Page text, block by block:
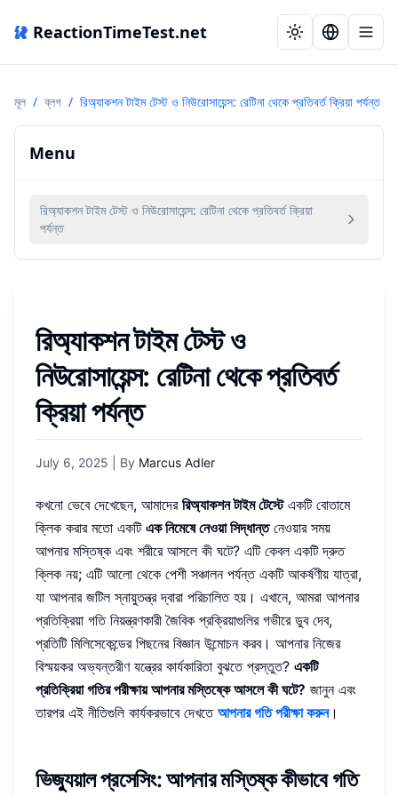
ReactionTimeTest.net
মূল / ব্লগ / রিঅ্যাকশন টাইম টেস্ট ও নিউরোসায়েন্স: রেটিনা থেকে প্রতিবর্ত ক্রিয়া পর্যন্ত
Menu
রিঅ্যাকশন টাইম টেস্ট ও নিউরোসায়েন্স: রেটিনা থেকে প্রতিবর্ত ক্রিয়া
পর্যন্ত
রিঅ্যাকশন টাইম টেস্ট ও
নিউরোসায়েন্স: রেটিনা থেকে প্রতিবর্ত
ক্রিয়া পর্যন্ত
July 6, 2025 | By Marcus Adler
কখনো ভেবে দেখেছেন, আমাদের রিঅ্যাকশন টাইম টেস্টেএকটি বোতামে
ক্লিক করার মতো একটি এক নিমেষে নেওয়া সিদ্ধান্তনেওয়ার সময়
আপনার মস্তিষ্ক এবং শরীরে আসলে কী ঘটে? এটি কেবল একটি দ্রুত
ক্লিক নয়; এটি আলো থেকে পেশী সঞ্চালন পর্যন্ত একটি আকর্ষণীয় যাত্রা,
যা আপনার জটিল স্নায়ুতন্ত্র দ্বারা পরিচালিত হয়। এখানে, আমরা আপনার
প্রতিক্রিয়া গতি নিয়ন্ত্রণকারী জৈবিক প্রক্রিয়াগুলির গভীরে ডুব দেব,
প্রতিটি মিলিসেকেন্ডের পিছনের বিজ্ঞান উন্মোচন করব। আপনার নিজের
বিস্ময়কর অভ্যন্তরীণ যন্ত্রের কার্যকারিতা বুঝতে প্রস্তুত? একটি
প্রতিক্রিয়া গতির পরীক্ষায় আপনার মস্তিষ্কে আসলে কী ঘটে? জানুন এবং
তারপর এই নীতিগুলি কার্যকরভাবে দেখতে আপনার গতি পরীক্ষা করুন।
ভিজ্যুয়াল প্রসেসিং: আপনার মস্তিষ্ক কীভাবে গতি